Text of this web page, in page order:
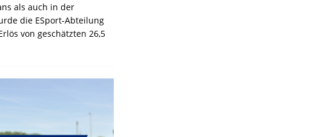
als auch in der
die ESport-Abteilung
von geschätzten 26,5